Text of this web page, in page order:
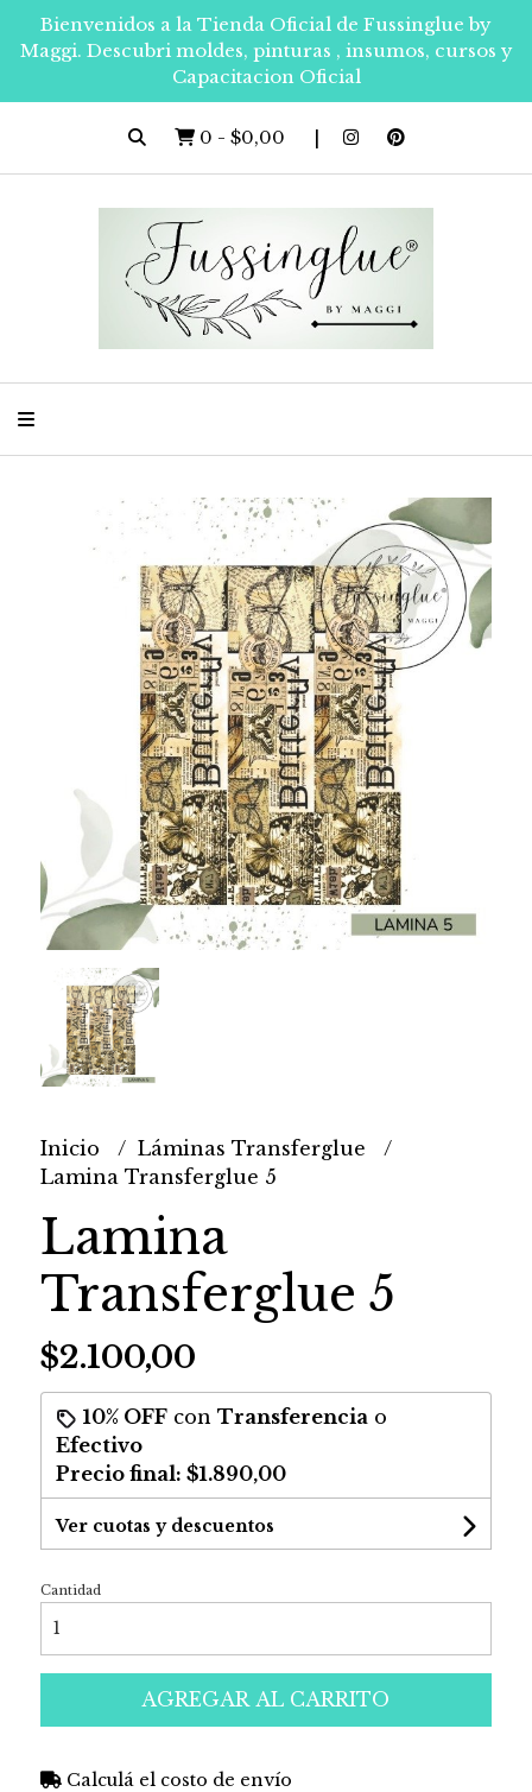
Bienvenidos a la Tienda Oficial de Fussinglue by
Maggi. Descubri moldes, pinturas , insumos, cursos y
Capacitacion Oficial
0 - $0,00
Inicio
Láminas Transferglue
Lamina Transferglue 5
Lamina
Transferglue 5
$2.100,00
10% OFFcon Transferencia o
Efectivo
Precio final: $1.890,00
Ver cuotas y descuentos
Cantidad
AGREGAR AL CARRITO
Calculá el costo de envío